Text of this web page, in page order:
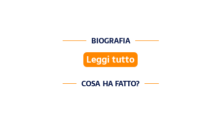
BIOGRAFIA
Leggi tutto
COSA HA FATTO?